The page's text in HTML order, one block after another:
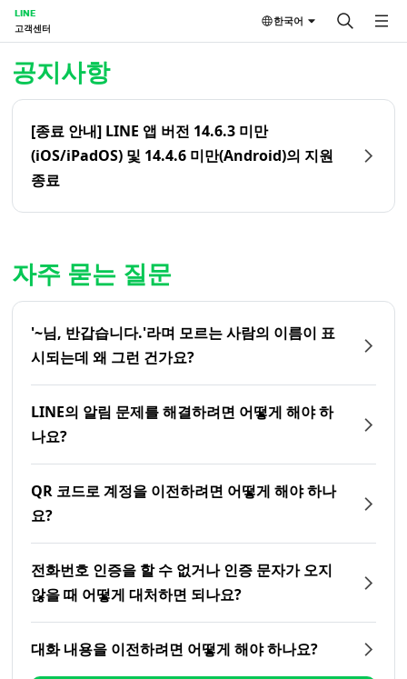
LINE
고객센터
한국어
공지사항
[종료 안내] LINE 앱 버전 14.6.3 미만
(iOS/iPadOS) 및 14.4.6 미만(Android)의 지원
종료
자주 묻는 질문
'~님, 반갑습니다.'라며 모르는 사람의 이름이 표
시되는데 왜 그런 건가요?
LINE의 알림 문제를 해결하려면 어떻게 해야 하
나요?
QR 코드로 계정을 이전하려면 어떻게 해야 하나
요?
전화번호 인증을 할 수 없거나 인증 문자가 오지
않을 때 어떻게 대처하면 되나요?
대화 내용을 이전하려면 어떻게 해야 하나요?